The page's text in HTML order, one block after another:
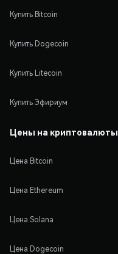
Купить Bitcoin
Купить Dogecoin
Купить Litecoin
Купить Эфириум
Цены на криптовалюты
Цена Bitcoin
Цена Ethereum
Цена Solana
Цена Dogecoin